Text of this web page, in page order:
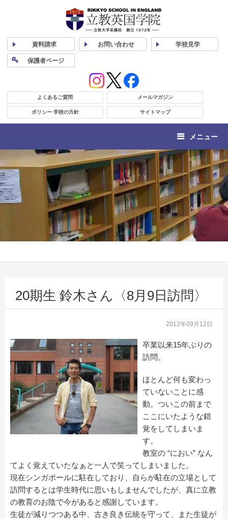
資料請求 お問い合わせ 学校見学
保護者ページ
よくあるご質問 メールマガジン
ポリシー 学校の方針 サイトマップ
メニュー
20期生 鈴木さん〈8月9日訪問〉
2012年09月12日
卒業以来15年ぶりの
訪問。
ほとんど何も変わっ
ていないことに感
動。ついこの前まで
ここにいたような錯
覚をしてしまいま
す。
教室の “におい” なん
てよく覚えていたなぁと一人で笑ってしまいました。
現在シンガポールに駐在しており、自らが駐在の立場として
訪問するとは学生時代に思いもしませんでしたが、真に立教
の教育のお陰で今があると感謝しています。
生徒が減りつつある中、古き良き伝統を守って、また生徒が